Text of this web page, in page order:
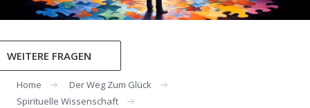
WEITERE FRAGEN
Home
Der Weg Zum Glück
Spirituelle Wissenschaft